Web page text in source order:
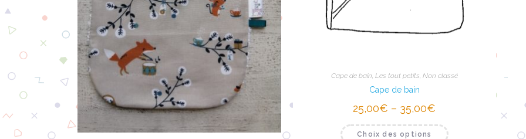
Cape de bain, Les tout petits, Non classé
Cape de bain
25,00€ – 35,00€
Choix des options